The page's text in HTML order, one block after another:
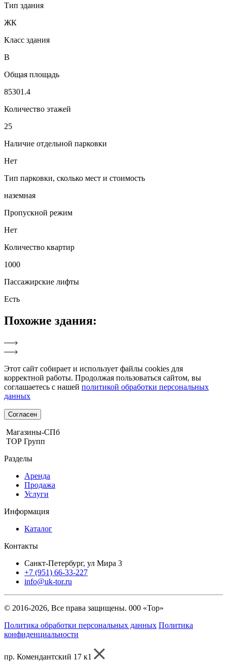
Тип здания
ЖК
Класс здания
B
Общая площадь
85301.4
Количество этажей
25
Наличие отдельной парковки
Нет
Тип парковки, сколько мест и стоимость
наземная
Пропускной режим
Нет
Количество квартир
1000
Пассажирские лифты
Есть
Похожие здания:
Этот сайт собирает и использует файлы cookies для
корректной работы. Продолжая пользоваться сайтом, вы
соглашаетесь с нашей политикой обработки персональных
данных
Согласен
Магазины-СПб
ТОР Групп
Разделы
Аренда
Продажа
Услуги
Информация
Каталог
Контакты
Санкт-Петербург, ул Мира 3
+7 (951) 66-33-227
info@uk-tor.ru
© 2016-2026, Все права защищены. 000 «Тор»
Политика обработки персональных данных Политика
конфиденциальности
пр. Комендантский 17 к1